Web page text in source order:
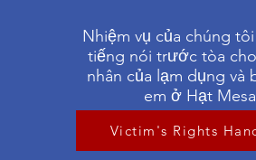
Nhiệm vụ của chúng
tiếng nói trước tòa
nhân của lạm dụng và
em ở Hạt
Victim's Rights